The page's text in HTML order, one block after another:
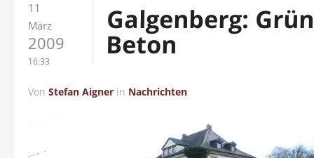
11
März
2009
16:33
Galgenberg:
Beton
Von Stefan Aigner in Nachrichten